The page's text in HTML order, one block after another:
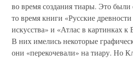
во время создания тиары. Это
то время книги «Русские
искусства» и «Атлас в картинках
В них имелись некоторые
они «перекочевали» на тиару. Но